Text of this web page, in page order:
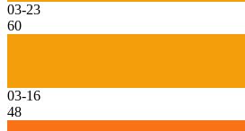
03-23
60
03-16
48